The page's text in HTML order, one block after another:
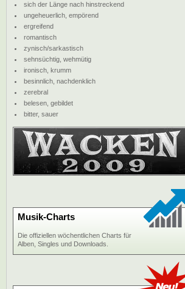
sich der Länge nach hinstreckend
ungeheuerlich, empörend
ergreifend
romantisch
zynisch/sarkastisch
sehnsüchtig, wehmütig
ironisch, krumm
besinnlich, nachdenklich
zerebral
belesen, gebildet
bitter, sauer
Musik-Charts
Die offiziellen wöchentlichen Charts für
Alben, Singles und Downloads.